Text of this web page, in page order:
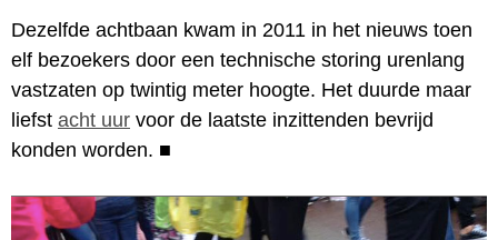
Dezelfde achtbaan kwam in 2011 in het nieuws toen
elf bezoekers door een technische storing urenlang
vastzaten op twintig meter hoogte. Het duurde maar
liefst acht uur voor de laatste inzittenden bevrijd
konden worden. ■